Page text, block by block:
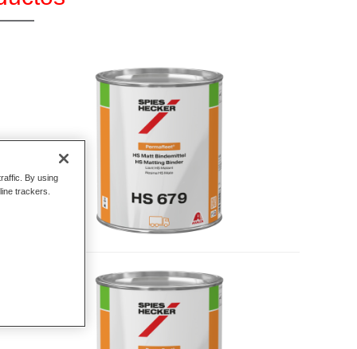
By using
trackers.